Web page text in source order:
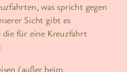
was spricht gegen
Sicht gibt es
die für eine Kreuzfahrt
(außer beim